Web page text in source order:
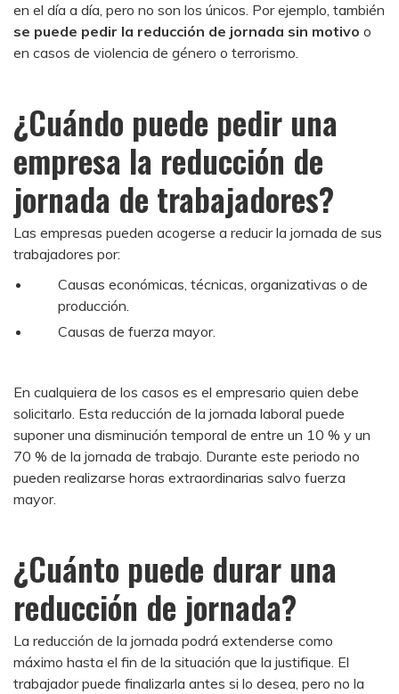
en el día a día, pero no son los únicos. Por ejemplo, también
se puede pedir la reducción de jornada sin motivo o
en casos de violencia de género o terrorismo.
¿Cuándo puede pedir una
empresa la reducción de
jornada de trabajadores?
Las empresas pueden acogerse a reducir la jornada de sus
trabajadores por:
Causas económicas, técnicas, organizativas o de
producción.
Causas de fuerza mayor.
En cualquiera de los casos es el empresario quien debe
solicitarlo. Esta reducción de la jornada laboral puede
suponer una disminución temporal de entre un 10 % y un
70 % de la jornada de trabajo. Durante este periodo no
pueden realizarse horas extraordinarias salvo fuerza
mayor.
¿Cuánto puede durar una
reducción de jornada?
La reducción de la jornada podrá extenderse como
máximo hasta el fin de la situación que la justifique. El
trabajador puede finalizarla antes si lo desea, pero no la